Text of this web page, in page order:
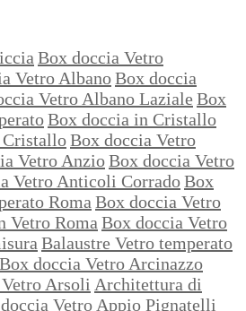
Box doccia Vetro
Vetro AlbanoBox doccia
Vetro Albano Laziale Box
Box doccia in Cristallo
Box doccia Vetro
Vetro AnzioBox doccia Vetro
Vetro Anticoli CorradoBox
Roma Box doccia Vetro
Vetro Roma Box doccia Vetro
Balaustre Vetro temperato
Box doccia Vetro Arcinazzo
Arsoli Architettura di
Vetro Appio Pignatelli